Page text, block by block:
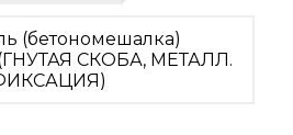
(бетономешалка)
СКОБА, МЕТАЛЛ.